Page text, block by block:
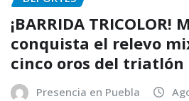
¡BARRIDA TRICOLOR!
conquista el relevo
cinco oros del triatlón
Presencia en Puebla